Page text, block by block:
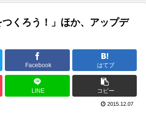
つくろう！」ほか、アップデ
Facebook はてブ
LINE コピー
2015.12.07